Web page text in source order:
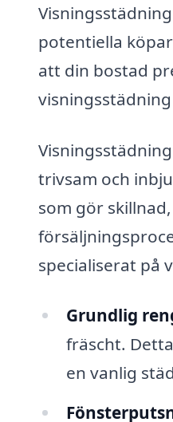
potentiella
att din bostad
trivsam och
som gör
specialiserat på
Grundlig
fräscht.
en vanlig